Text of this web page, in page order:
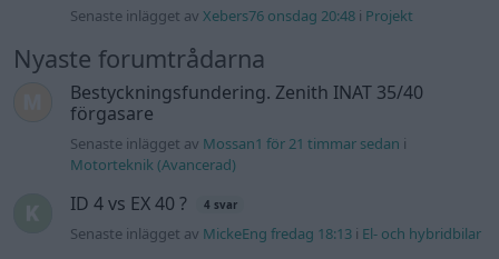
Senaste inlägget avXebers76 onsdag 20:48 i Projekt
Nyaste forumtrådarna
Bestyckningsfundering. Zenith INAT 35/40
förgasare
Senaste inlägget av Mossan1 för 21 timmar sedan i
Motorteknik (Avancerad)
ID 4 vs EX 40 ? 4 svar
Senaste inlägget av MickeEng fredag 18:13 i El- och hybridbilar